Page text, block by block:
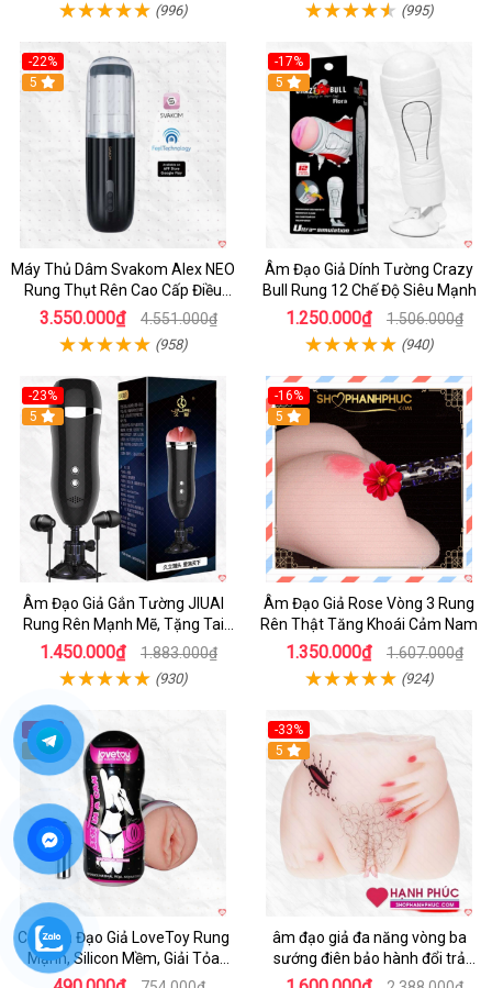
(996) (995)
-22%
5
Máy Thủ Dâm Svakom Alex NEO
Rung Thụt Rên Cao Cấp Điều
Khiển App
3.550.000₫ 4.551.000₫
(958)
-17%
5
Âm Đạo Giả Dính Tường Crazy
Bull Rung 12 Chế Độ Siêu Mạnh
1.250.000₫ 1.506.000₫
(940)
-23%
5
Âm Đạo Giả Gắn Tường JIUAI
Rung Rên Mạnh Mẽ, Tặng Tai
Nghe
1.450.000₫ 1.883.000₫
(930)
-16%
5
Âm Đạo Giả Rose Vòng 3 Rung
Rên Thật Tăng Khoái Cảm Nam
1.350.000₫ 1.607.000₫
(924)
-35%
5
Cốc Âm Đạo Giả LoveToy Rung
Mạnh, Silicon Mềm, Giải Tỏa
Sinh Lý
-33%
5
âm đạo giả đa năng vòng ba
sướng điên bảo hành đổi trả
nhanh